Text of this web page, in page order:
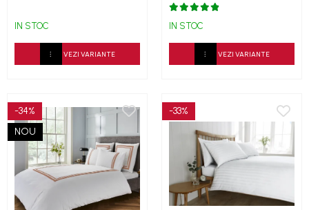
IN STOC
VEZI VARIANTE
IN STOC
VEZI VARIANTE
-34%
NOU
-33%